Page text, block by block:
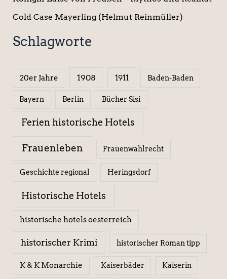
Cold Case Mayerling (Helmut Reinmüller)
Schlagworte
20er Jahre 1908 1911 Baden-Baden
Bayern Berlin Bücher Sisi
Ferien historische Hotels
Frauenleben Frauenwahlrecht
Geschichte regional Heringsdorf
Historische Hotels
historische hotels oesterreich
historischer Krimi historischer Roman tipp
K & K Monarchie Kaiserbäder Kaiserin